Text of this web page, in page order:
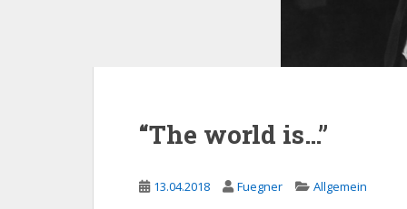
“The world is…”
13.04.2018 Fuegner Allgemein